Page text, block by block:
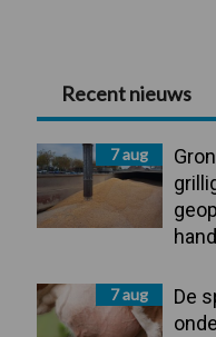
Primaire
Sidebar
Recent nieuws
7 aug
7 aug
De